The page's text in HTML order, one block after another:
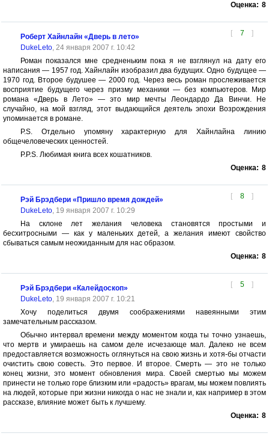
Оценка: 8
[ 7 ]
Роберт Хайнлайн «Дверь в лето»
DukeLeto, 24 января 2007 г. 10:42
Роман показался мне средненьким пока я не взглянул на дату его
написания — 1957 год. Хайнлайн изобразил два будущих. Одно будущее —
1970 год. Второе будушее — 2000 год. Через весь роман прослеживается
восприятие будущего через призму механики — без компьютеров. Мир
романа «Дверь в Лето» — это мир мечты Леондардо Да Винчи. Не
случайно, на мой взгляд, этот выдающийся деятель эпохи Возрождения
упоминается в романе.
P.S. Отдельно упомяну характерную для Хайнлайна линию
общечеловеческих ценностей.
P.P.S. Любимая книга всех кошатников.
Оценка: 8
[ 8 ]
Рэй Брэдбери «Пришло время дождей»
DukeLeto, 19 января 2007 г. 10:29
На склоне лет желания человека становятся простыми и
бесхитросными — как у маленьких детей, а желания имеют свойство
сбываться самым неожиданным для нас образом.
Оценка: 8
[ 5 ]
Рэй Брэдбери «Калейдоскоп»
DukeLeto, 19 января 2007 г. 10:21
Хочу поделиться двумя соображениями навеянными этим
замечательным рассказом.
Обычно интервал времени между моментом когда ты точно узнаешь,
что мертв и умираешь на самом деле исчезающе мал. Далеко не всем
предоставляется возможность оглянуться на свою жизнь и хотя-бы отчасти
очистить свою совесть. Это первое. И второе. Смерть — это не только
конец жизни, это момент обновления мира. Своей смертью мы можем
принести не только горе близким или «радость» врагам, мы можем повлиять
на людей, которые при жизни никогда о нас не знали и, как например в этом
рассказе, влияние может быть к лучшему.
Оценка: 8